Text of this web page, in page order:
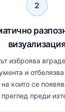
2
изброява
и
които се
преди